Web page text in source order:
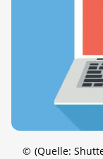
© (Quelle: